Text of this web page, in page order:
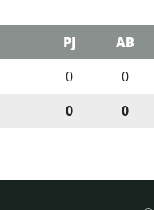
PJ AB
0 0
0 0